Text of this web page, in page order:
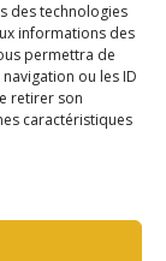
des technologies
informations des
permettra de
ou les ID
retirer son
caractéristiques